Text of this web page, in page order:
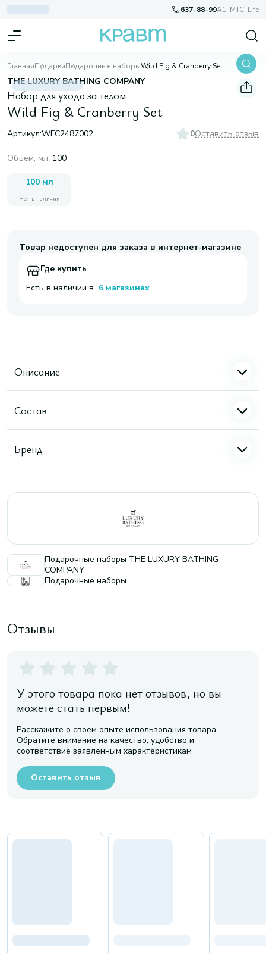
637-88-99A1, МТС, Life
ГлавнаяПодаркиПодарочные наборыWild Fig & Cranberry Set
THE LUXURY BATHING COMPANY
Набор для ухода за телом
Wild Fig & Cranberry Set
Артикул:WFC2487002 0Оставить отзыв
Объем, мл: 100
100 мл
Нет в наличии
Товар недоступен для заказа в интернет-магазине
Где купить
Есть в наличии в 6 магазинах
Описание
Состав
Бренд
Подарочные наборы THE LUXURY BATHING
COMPANY
Подарочные наборы
Отзывы
У этого товара пока нет отзывов, но вы
можете стать первым!
Расскажите о своем опыте использования товара.
Обратите внимание на качество, удобство и
соответствие заявленным характеристикам
Оставить отзыв